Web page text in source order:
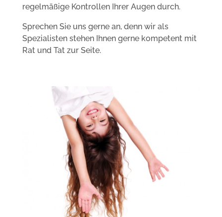
regelmäßige Kontrollen Ihrer Augen durch.
Sprechen Sie uns gerne an, denn wir als
Spezialisten stehen Ihnen gerne kompetent mit
Rat und Tat zur Seite.